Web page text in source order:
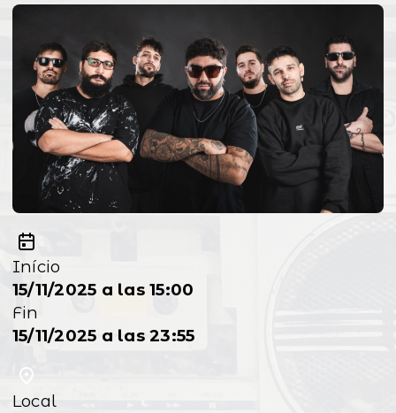
Início
15/11/2025 a las 15:00
Fin
15/11/2025 a las 23:55
Local